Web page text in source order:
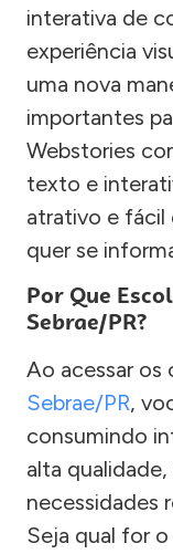
interativa de
experiência
uma nova
importantes
Webstories
texto e
atrativo e fácil
quer se
Por Que
Sebrae/PR?
Ao acessar
Sebrae/PR,
consumindo
alta
necessidades
Seja qual for